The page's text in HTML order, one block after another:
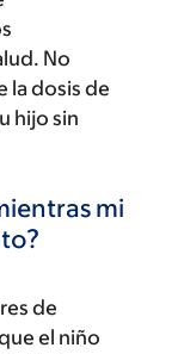
No
la dosis de
hijo sin
mi
de
el niño